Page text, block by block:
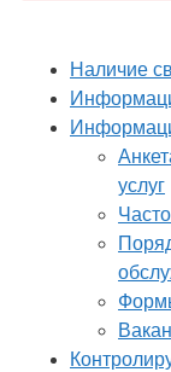
Наличие
услуг